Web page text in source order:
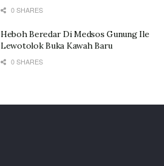
0 SHARES
Heboh Beredar Di Medsos Gunung Ile
Lewotolok Buka Kawah Baru
0 SHARES